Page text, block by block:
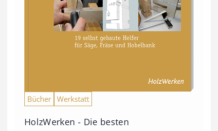
Bücher Werkstatt
HolzWerken - Die besten